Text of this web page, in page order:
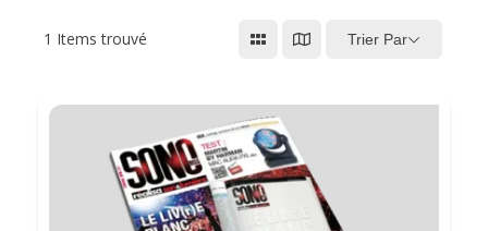
1 Items trouvé Trier Par